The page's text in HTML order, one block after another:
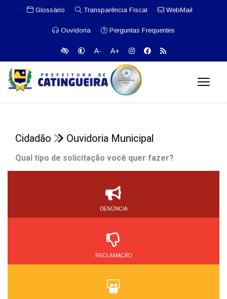
Glossário Transparência Fiscal WebMail
Ouvidoria Perguntas Frequentes
A- A+
Cidadão Ouvidoria Municipal
Qual tipo de solicitação você quer fazer?
DENÚNCIA
RECLAMAÇÃO